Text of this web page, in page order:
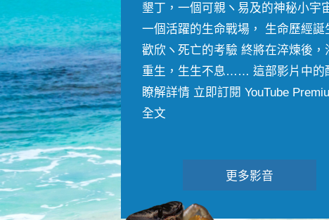
墾丁，一個可親ヽ易及的神秘小宇
一個活躍的生命戰場， 生命歷經誕
歡欣ヽ死亡的考驗 終將在淬煉後，
重生，生生不息…… 這部影片中的
瞭解詳情 立即訂閱 YouTube
全文
更多影音